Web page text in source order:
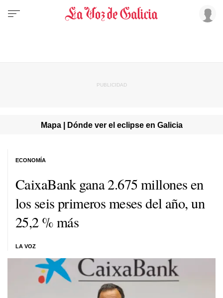
Mapa | Dónde ver el eclipse en Galicia
CaixaBank gana 2.675 millones en
los seis primeros meses del año, un
25,2 % más
LA VOZ
ECONOMÍA